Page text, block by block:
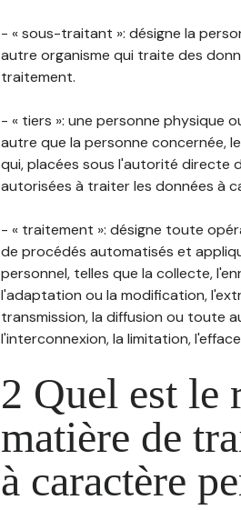
- « sous-traitant »: désigne la
autre organisme qui traite des
traitement.
- « tiers »: une personne physique
autre que la personne concernée,
qui, placées sous l'autorité
autorisées à traiter les données à
- « traitement »: désigne toute
de procédés automatisés et
personnel, telles que la collecte,
l'adaptation ou la modification,
transmission, la diffusion ou toute
l'interconnexion, la limitation,
2 Quel est le
matière de
à caractère